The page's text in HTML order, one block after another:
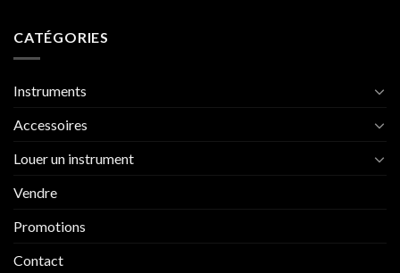
CATÉGORIES
Instruments
Accessoires
Louer un instrument
Vendre
Promotions
Contact